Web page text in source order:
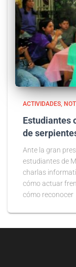
ACTIVIDADES
Estudiantes
de
Ante la gran
estudiantes de
charlas
cómo actuar
cómo reconocer